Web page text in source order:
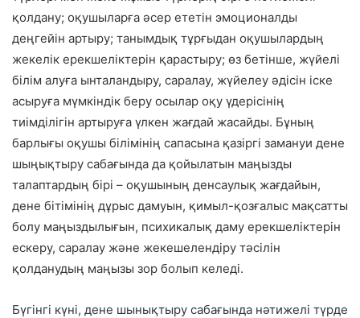
қолдану; оқушыларға әсер ететін эмоционалды
деңгейін артыру; танымдық тұрғыдан оқушылардың
жекелік ерекшеліктерін қарастыру; өз бетінше, жүйелі
білім алуға ынталандыру, саралау, жүйелеу әдісін іске
асыруға мүмкіндік беру осылар оқу үдерісінің
тиімділігін артыруға үлкен жағдай жасайды. Бұның
барлығы оқушы білімінің сапасына қазіргі замануи дене
шыңықтыру сабағында да қойылатын маңызды
талаптардың бірі – оқушының денсаулық жағдайын,
дене бітімінің дұрыс дамуын, қимыл-қозғалыс мақсатты
болу маңыздылығын, психикалық даму ерекшеліктерін
ескеру, саралау және жекешелендіру тәсілін
қолданудың маңызы зор болып келеді.
Бүгінгі күні, дене шынықтыру сабағында нәтижелі түрде